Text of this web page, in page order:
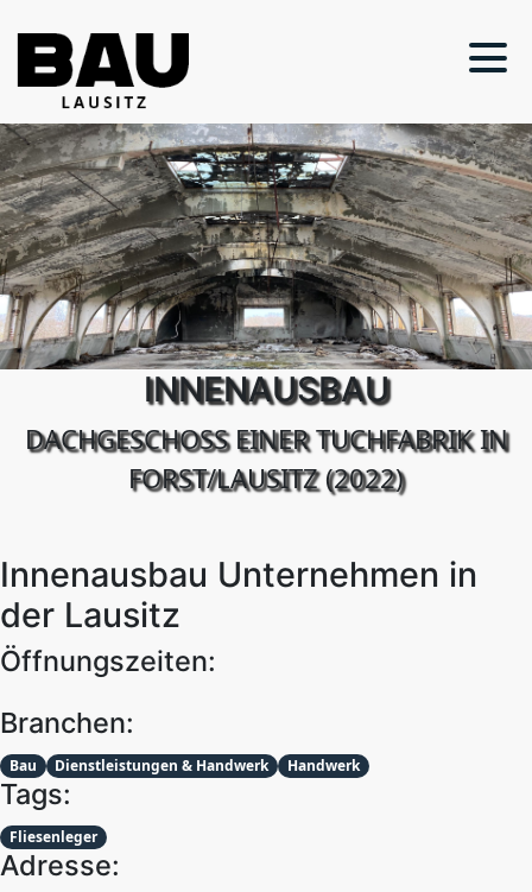
INNENAUSBAU
DACHGESCHOSS EINER TUCHFABRIK IN
FORST/LAUSITZ (2022)
Innenausbau Unternehmen in
der Lausitz
Öffnungszeiten:
Branchen:
Bau Dienstleistungen & Handwerk Handwerk
Tags:
Fliesenleger
Adresse: